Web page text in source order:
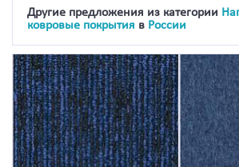
Другие предложения из категории
ковровые покрытия в России